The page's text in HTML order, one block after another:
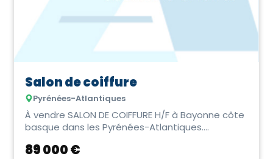
Salon de coiffure
Pyrénées-Atlantiques
À vendre SALON DE COIFFURE H/F à Bayonne côte
basque dans les Pyrénées-Atlantiques.
89 000 €